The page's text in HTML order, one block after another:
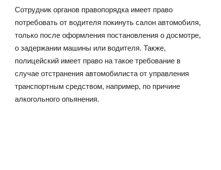
Сотрудник органов правопорядка имеет право
потребовать от водителя покинуть салон автомобиля,
только после оформления постановления о досмотре,
о задержании машины или водителя. Также,
полицейский имеет право на такое требование в
случае отстранения автомобилиста от управления
транспортным средством, например, по причине
алкогольного опьянения.